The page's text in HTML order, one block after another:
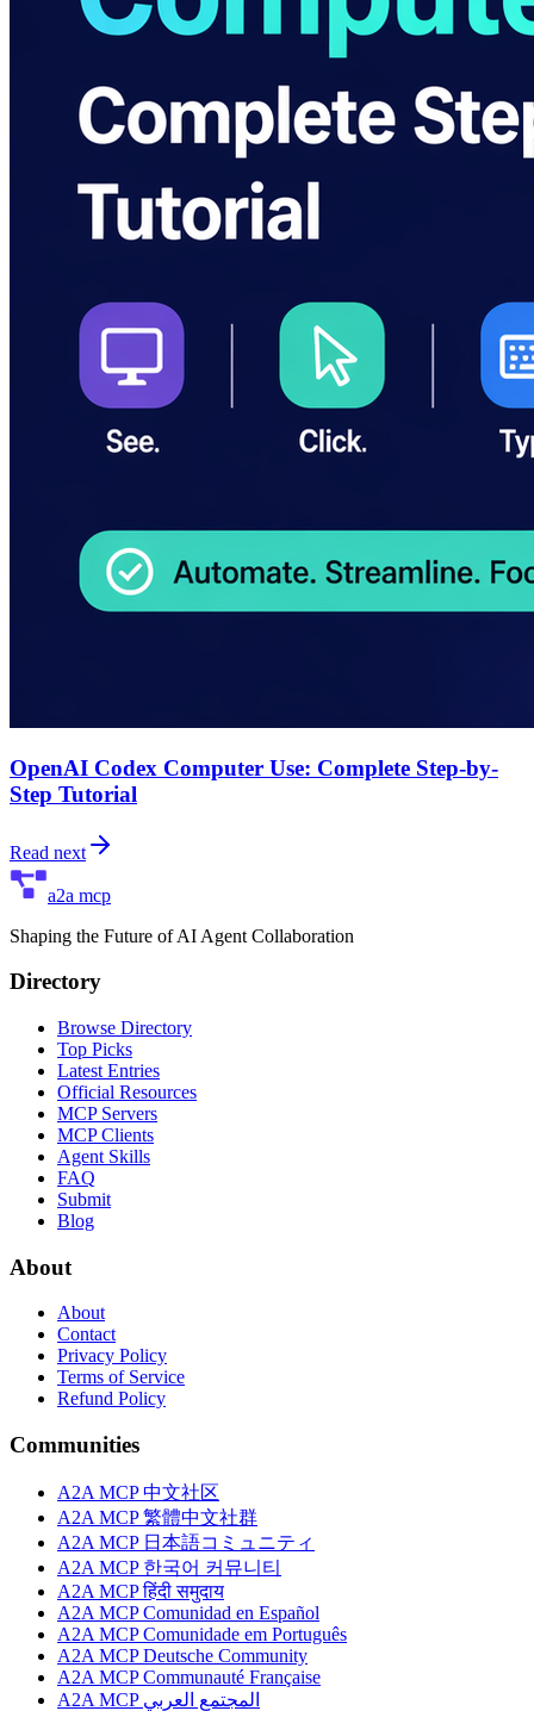
OpenAI Codex Computer Use: Complete Step-by-
Step Tutorial
Read next
a2a mcp
Shaping the Future of AI Agent Collaboration
Directory
Browse Directory
Top Picks
Latest Entries
Official Resources
MCP Servers
MCP Clients
Agent Skills
FAQ
Submit
Blog
About
About
Contact
Privacy Policy
Terms of Service
Refund Policy
Communities
A2A MCP 中文社区
A2A MCP 繁體中文社群
A2A MCP 日本語コミュニティ
A2A MCP 한국어 커뮤니티
A2A MCP हिंदी समुदाय
A2A MCP Comunidad en Español
A2A MCP Comunidade em Português
A2A MCP Deutsche Community
A2A MCP Communauté Française
A2A MCP المجتمع العربي